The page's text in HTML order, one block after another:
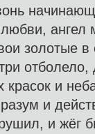
ангел
золотые в
отболело,
красок и
и
и жёг